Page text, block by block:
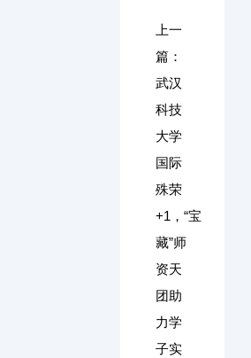
上一
篇：
武汉
科技
大学
国际
殊荣
+1，“宝
藏”师
资天
团助
力学
子实